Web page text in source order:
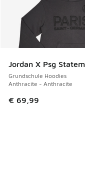
Jordan X Psg
Grundschule Hoodies
Anthracite - Anthracite
€ 69,99